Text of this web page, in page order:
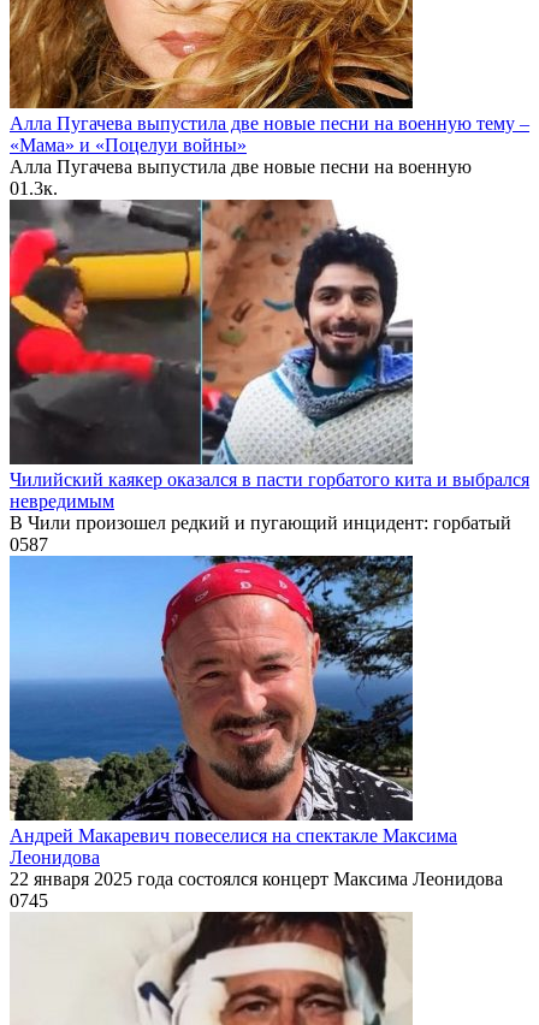
Алла Пугачева выпустила две новые песни на военную тему –
«Мама» и «Поцелуи войны»
Алла Пугачева выпустила две новые песни на военную
01.3к.
Чилийский каякер оказался в пасти горбатого кита и выбрался
невредимым
В Чили произошел редкий и пугающий инцидент: горбатый
0587
Андрей Макаревич повеселися на спектакле Максима
Леонидова
22 января 2025 года состоялся концерт Максима Леонидова
0745